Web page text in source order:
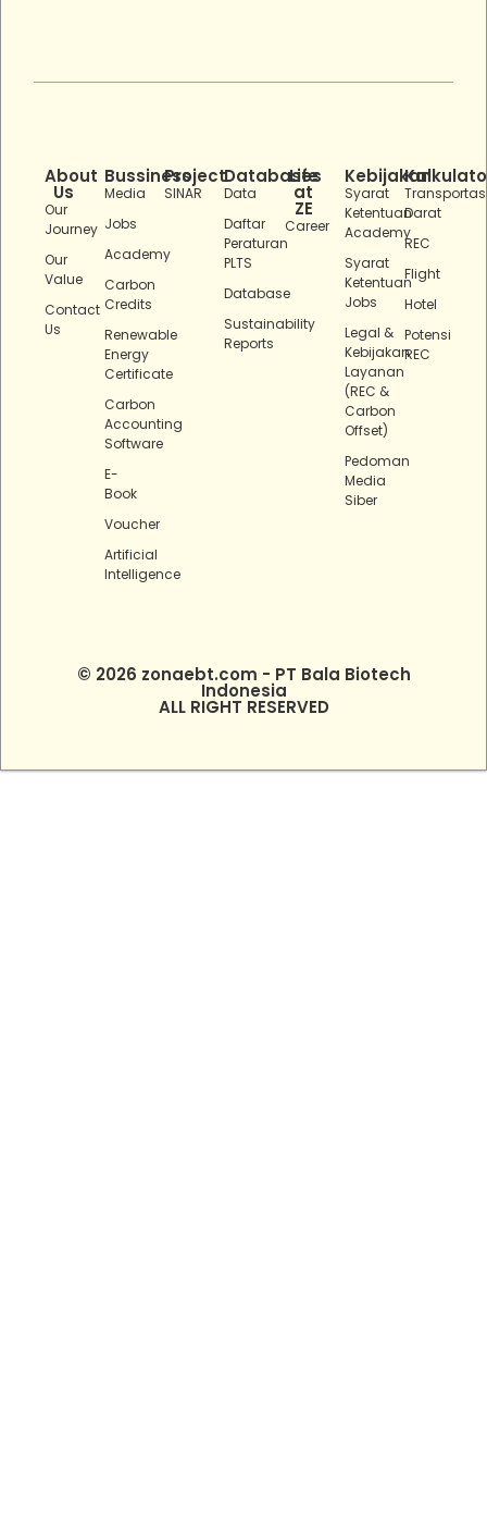
About
Us
Our
Journey
Our
Value
Contact
Us
Bussiness
Media
Jobs
Academy
Carbon
Credits
Renewable
Energy
Certificate
Carbon
Accounting
Software
E-
Book
Voucher
Artificial
Intelligence
Project
SINAR
Databases
Data
Daftar
Peraturan
PLTS
Database
Sustainability
Reports
Life
at
ZE
Career
Kebijakan
Syarat
Ketentuan
Academy
Syarat
Ketentuan
Jobs
Legal &
Kebijakan
Layanan
(REC &
Carbon
Offset)
Pedoman
Media
Siber
Darat
REC
Flight
Hotel
Potensi
REC
© 2026 zonaebt.com - PT Bala Biotech
Indonesia
ALL RIGHT RESERVED